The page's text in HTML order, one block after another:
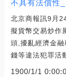
不具有法償性
北京商報訊9月
擬貨幣交易炒作
頭,擾亂經濟金
錢等違法犯罪活
1900/1/1